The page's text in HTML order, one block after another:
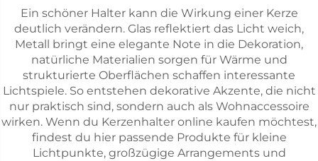
Ein schöner Halter kann die Wirkung einer Kerze
deutlich verändern. Glas reflektiert das Licht weich,
Metall bringt eine elegante Note in die Dekoration,
natürliche Materialien sorgen für Wärme und
strukturierte Oberflächen schaffen interessante
Lichtspiele. So entstehen dekorative Akzente, die nicht
nur praktisch sind, sondern auch als Wohnaccessoire
wirken. Wenn du Kerzenhalter online kaufen möchtest,
findest du hier passende Produkte für kleine
Lichtpunkte, großzügige Arrangements und